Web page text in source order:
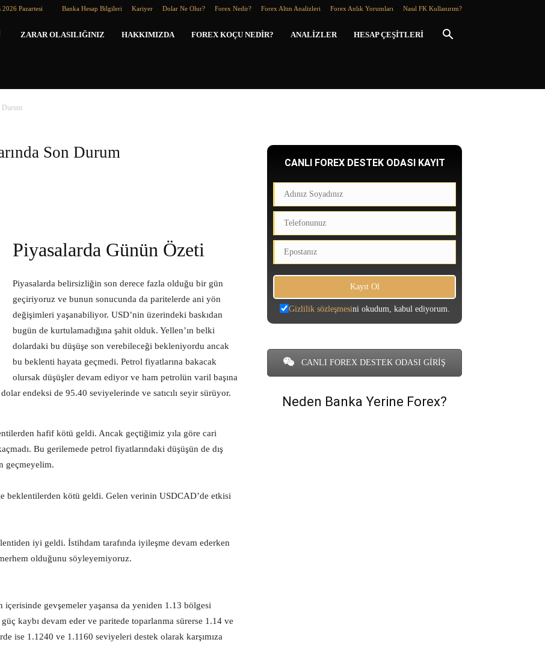
2026 Pazartesi Banka Hesap Bilgileri Kariyer Dolar Ne Olur? Forex Nedir? Forex Altın Analizleri Forex Anlık Yorumları Nasıl FK Kullanırım?
Forex
ZARAR OLASILIĞINIZ HAKKIMIZDA FOREX KOÇU NEDIR? ANALIZLER HESAP ÇEŞITLERI
Durum
Son Durum
Piyasalarda Günün Özeti
Piyasalarda belirsizliğin son derece fazla olduğu bir gün
geçiriyoruz ve bunun sonucunda da paritelerde ani yön
değişimleri yaşanabiliyor. USD’nin üzerindeki baskıdan
bugün de kurtulamadığına şahit olduk. Yellen’ın belki
dolardaki bu düşüşe son verebileceği bekleniyordu ancak
bu beklenti hayata geçmedi. Petrol fiyatlarına bakacak
olursak düşüşler devam ediyor ve ham petrolün varil başına
endeksi de 95.40 seviyelerinde ve satıcılı seyir sürüyor.
hafif kötü geldi. Ancak geçtiğimiz yıla göre cari
Bu gerilemede petrol fiyatlarındaki düşüşün de dış
geçmeyelim.
beklentilerden kötü geldi. Gelen verinin USDCAD’de etkisi
iyi geldi. İstihdam tarafında iyileşme devam ederken
olduğunu söyleyemiyoruz.
içerisinde gevşemeler yaşansa da yeniden 1.13 bölgesi
kaybı devam eder ve paritede toparlanma sürerse 1.14 ve
ise 1.1240 ve 1.1160 seviyeleri destek olarak karşımıza
CANLI FOREX DESTEK ODASI KAYIT
Gizlilik sözleşmesini okudum, kabul ediyorum.
CANLI FOREX DESTEK ODASI GİRİŞ
Neden Banka Yerine Forex?